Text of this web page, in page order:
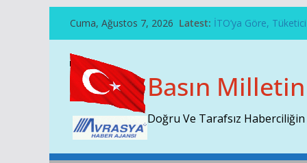
Cuma, Ağustos 7, 2026 Latest: İTO’ya Göre,
Perakendenin
Çekti…
Sivri Biber
Basın
Doğru Ve Tarafsız